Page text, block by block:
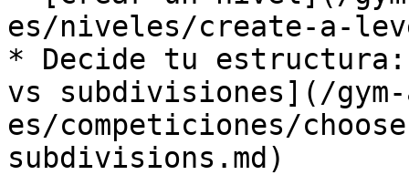
es/niveles/create-a-
* Decide tu estructura:
vs subdivisiones](/
es/competiciones/
subdivisions.md)